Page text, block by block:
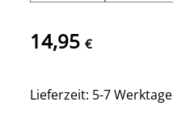
14,95 €
Lieferzeit: 5-7 Werktage